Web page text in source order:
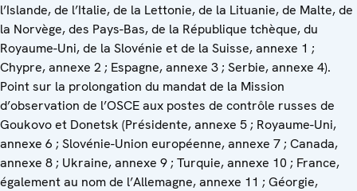
l’Islande, de l’Italie, de la Lettonie, de la Lituanie, de Malte, de
la Norvège, des Pays-Bas, de la République tchèque, du
Royaume-Uni, de la Slovénie et de la Suisse, annexe 1 ;
Chypre, annexe 2 ; Espagne, annexe 3 ; Serbie, annexe 4).
Point sur la prolongation du mandat de la Mission
d’observation de l’OSCE aux postes de contrôle russes de
Goukovo et Donetsk (Présidente, annexe 5 ; Royaume-Uni,
annexe 6 ; Slovénie-Union européenne, annexe 7 ; Canada,
annexe 8 ; Ukraine, annexe 9 ; Turquie, annexe 10 ; France,
également au nom de l’Allemagne, annexe 11 ; Géorgie,